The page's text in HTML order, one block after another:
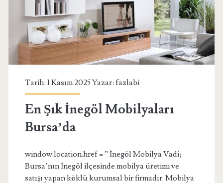
Tarih: 1 Kasım 2025 Yazar: fazlabi
En Şık İnegöl Mobilyaları
Bursa’da
window.location.href = ” İnegöl Mobilya Vadi;
Bursa’nın İnegöl ilçesinde mobilya üretimi ve
satışı yapan köklü kurumsal bir firmadır. Mobilya